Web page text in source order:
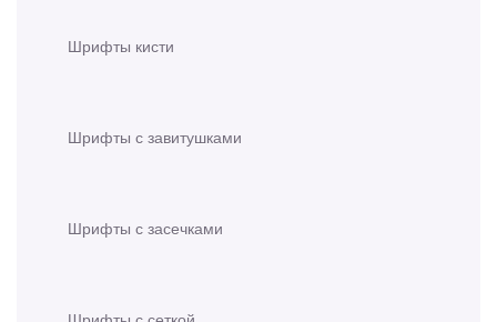
Шрифты кисти
Шрифты с завитушками
Шрифты с засечками